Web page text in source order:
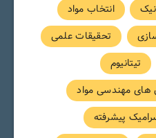
انتخاب مواد
تحقیقات علمی
تیتانیوم
های مهندسی مواد
پیشرفته